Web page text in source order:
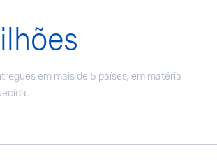
em mais de 5 países, em matéria